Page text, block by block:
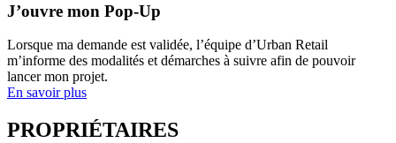
J’ouvre mon Pop-Up
Lorsque ma demande est validée, l’équipe d’Urban Retail
m’informe des modalités et démarches à suivre afin de pouvoir
lancer mon projet.
En savoir plus
PROPRIÉTAIRES